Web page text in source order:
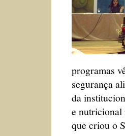
programas
segurança
da
e nutricional
que criou o